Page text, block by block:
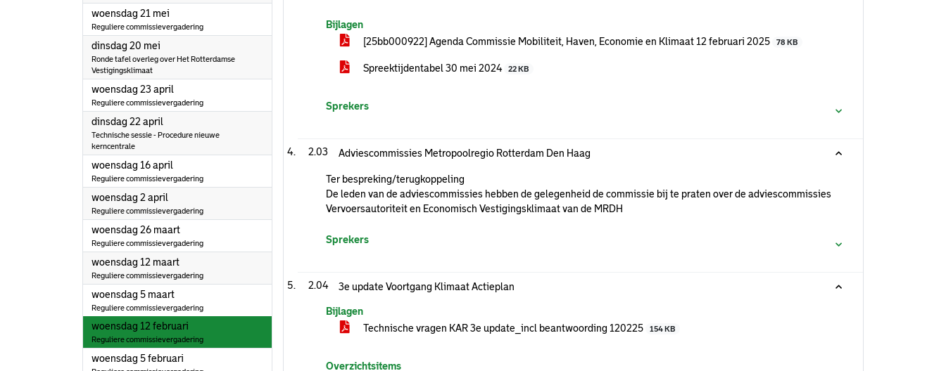
woensdag 21 mei
Reguliere commissievergadering
dinsdag 20 mei
Ronde tafel overleg over Het Rotterdamse
Vestigingsklimaat
woensdag 23 april
Reguliere commissievergadering
dinsdag 22 april
Technische sessie - Procedure nieuwe
kerncentrale
woensdag 16 april
Reguliere commissievergadering
woensdag 2 april
Reguliere commissievergadering
woensdag 26 maart2025
Reguliere commissievergadering
woensdag 12 maart2025
Reguliere commissievergadering
woensdag 5 maart2025
Reguliere commissievergadering
woensdag 12 februari
Reguliere commissievergadering
woensdag 5 februari
Bijlagen
[25bb000922] Agenda Commissie Mobiliteit, Haven, Economie en Klimaat 12 februari 2025
78 KB
Spreektijdentabel 30 mei 2024 22 KB
Sprekers
2.03 Adviescommissies Metropoolregio Rotterdam Den Haag
Ter bespreking/terugkoppeling
De leden van de adviescommissies hebben de gelegenheid de commissie bij te praten over de adviescommissies
Vervoersautoriteit en Economisch Vestigingsklimaat van de MRDH
Sprekers
2.04 3e update Voortgang Klimaat Actieplan
Bijlagen
Technische vragen KAR 3e update_incl beantwoording 120225
154 KB
Overzichtsitems